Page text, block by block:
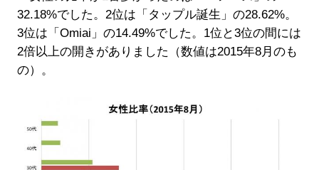
32.18%でした。2位は「タップル誕生」の28.62%。
3位は「Omiai」の14.49%でした。1位と3位の間には
2倍以上の開きがありました（数値は2015年8月のも
の）。